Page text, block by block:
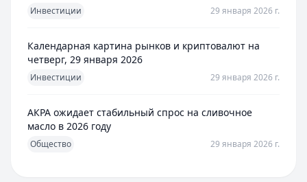
Инвестиции 29 января 2026 г.
Календарная картина рынков и криптовалют на
четверг, 29 января 2026
Инвестиции 29 января 2026 г.
АКРА ожидает стабильный спрос на сливочное
масло в 2026 году
Общество 29 января 2026 г.